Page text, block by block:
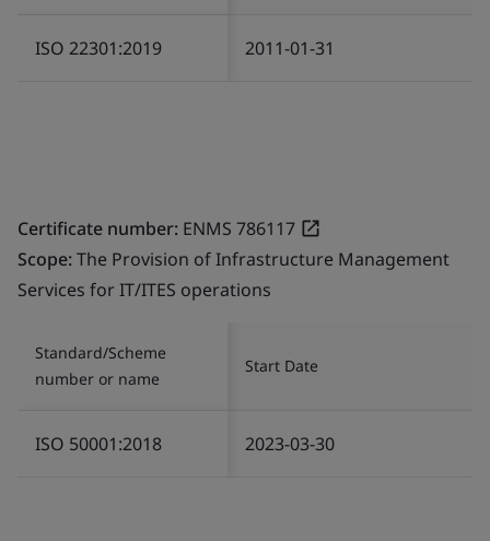
ISO 22301:2019 2011-01-31
Certificate number: ENMS 786117
Scope:The Provision of Infrastructure Management
Services for IT/ITES operations
Standard/Scheme
number or name
Start Date
ISO 50001:2018 2023-03-30